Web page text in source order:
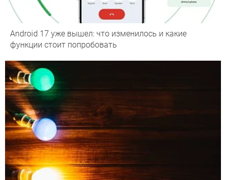
Android 17 уже вышел: что изменилось и какие
функции стоит попробовать